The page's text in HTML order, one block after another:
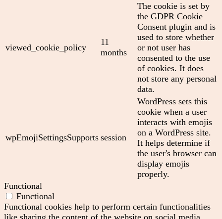
viewed_cookie_policy
11
months
The cookie is set by
the GDPR Cookie
Consent plugin and is
used to store whether
or not user has
consented to the use
of cookies. It does
not store any personal
data.
wpEmojiSettingsSupports session
WordPress sets this
cookie when a user
interacts with emojis
on a WordPress site.
It helps determine if
the user's browser can
display emojis
properly.
Functional
Functional
Functional cookies help to perform certain functionalities
like sharing the content of the website on social media